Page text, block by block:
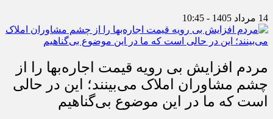
14 مرداد 1405 - 10:45
مردم افزایش بی رویه قیمت اجاره‌بها را از
چشم مشاوران املاک می‌بینند؛ این در حالی
است که ما در این موضوع بی‌گناهیم